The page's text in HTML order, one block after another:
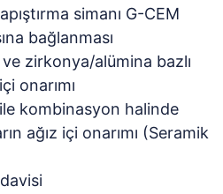
simanı G-CEM
bağlanması
zirkonya/alümina bazlı
onarımı
kombinasyon halinde
ağız içi onarımı (Seramik